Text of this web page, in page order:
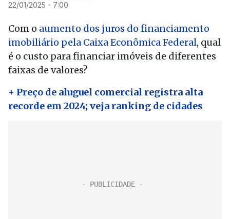
22/01/2025 - 7:00
Com o aumento dos juros do financiamento
imobiliário pela Caixa Econômica Federal, qual
é o custo para financiar imóveis de diferentes
faixas de valores?
+ Preço de aluguel comercial registra alta
recorde em 2024; veja ranking de cidades